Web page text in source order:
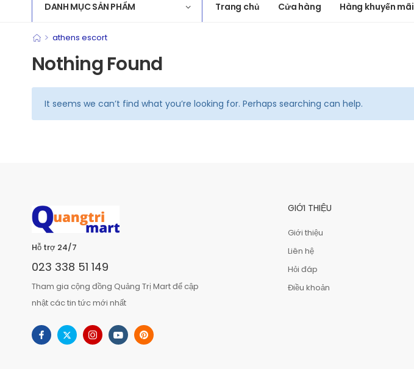
DANH MỤC SẢN PHẨM Trang chủ Cửa hàng Hàng khuyến mãi
> athens escort
Nothing Found
It seems we can’t find what you’re looking for. Perhaps searching can help.
Hỗ trợ 24/7
023 338 51 149
Tham gia cộng đồng Quảng Trị Mart để cập
nhật các tin tức mới nhất
GIỚI THIỆU
Giới thiệu
Liên hệ
Hỏi đáp
Điều khoản